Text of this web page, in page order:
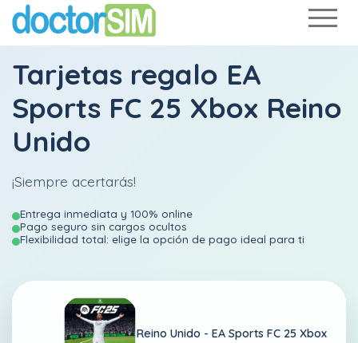
Tarjetas regalo EA
Sports FC 25 Xbox Reino
Unido
¡Siempre acertarás!
Entrega inmediata y 100% online
Pago seguro sin cargos ocultos
Flexibilidad total: elige la opción de pago ideal para ti
Reino Unido - EA Sports FC 25 Xbox